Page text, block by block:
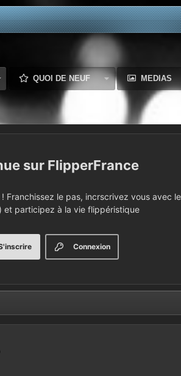
QUOI DE NEUF MEDIAS
FlipperFrance
Franchissez le pas, incrscrivez vous avec
et participez à la vie flippéristique
Connexion